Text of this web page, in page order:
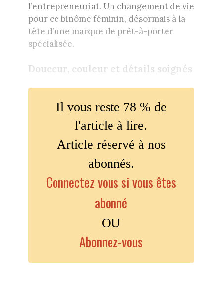
l’entrepreneuriat. Un changement de vie
pour ce binôme féminin, désormais à la
tête d’une marque de prêt-à-porter
spécialisée.
Douceur, couleur et détails soignés
Il vous reste 78 % de
l'article à lire.
Article réservé à nos
abonnés.
Connectez vous si vous êtes
abonné
OU
Abonnez-vous